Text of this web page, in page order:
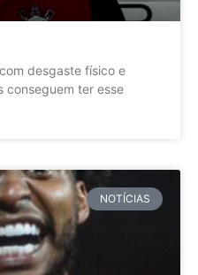
desgaste físico e
conseguem ter esse
NOTÍCIAS